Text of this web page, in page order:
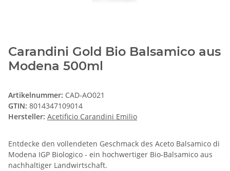
Carandini Gold Bio Balsamico aus
Modena 500ml
Artikelnummer: CAD-AO021
GTIN: 8014347109014
Hersteller: Acetificio Carandini Emilio
Entdecke den vollendeten Geschmack des Aceto Balsamico di
Modena IGP Biologico - ein hochwertiger Bio-Balsamico aus
nachhaltiger Landwirtschaft.